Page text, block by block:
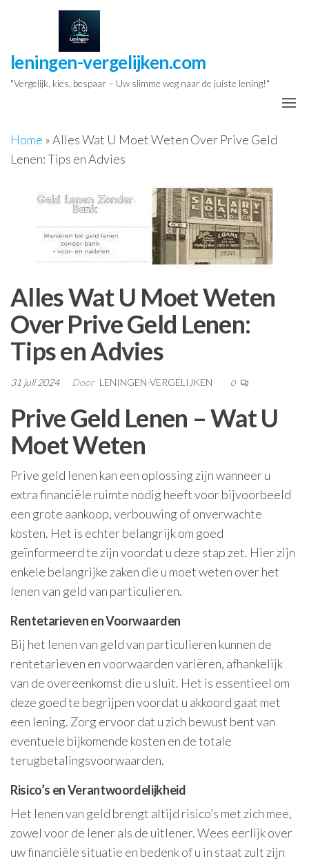
inhoud
leningen-vergelijken.com
"Vergelijk, kies, bespaar – Uw slimme weg naar de juiste lening!"
Home »Alles Wat U Moet Weten Over Prive Geld
Lenen: Tips en Advies
Alles Wat U Moet Weten
Over Prive Geld Lenen:
Tips en Advies
31 juli 2024 Door LENINGEN-VERGELIJKEN 0
Prive Geld Lenen – Wat U
Moet Weten
Prive geld lenen kan een oplossing zijn wanneer u
extra financiële ruimte nodig heeft voor bijvoorbeeld
een grote aankoop, verbouwing of onverwachte
kosten. Het is echter belangrijk om goed
geïnformeerd te zijn voordat u deze stap zet. Hier zijn
enkele belangrijke zaken die u moet weten over het
lenen van geld van particulieren.
Rentetarieven en Voorwaarden
Bij het lenen van geld van particulieren kunnen de
rentetarieven en voorwaarden variëren, afhankelijk
van de overeenkomst die u sluit. Het is essentieel om
deze goed te begrijpen voordat u akkoord gaat met
een lening. Zorg ervoor dat u zich bewust bent van
eventuele bijkomende kosten en de totale
terugbetalingsvoorwaarden.
Risico’s en Verantwoordelijkheid
Het lenen van geld brengt altijd risico’s met zich mee,
zowel voor de lener als de uitlener. Wees eerlijk over
uw financiële situatie en bedenk of u in staat zult zijn